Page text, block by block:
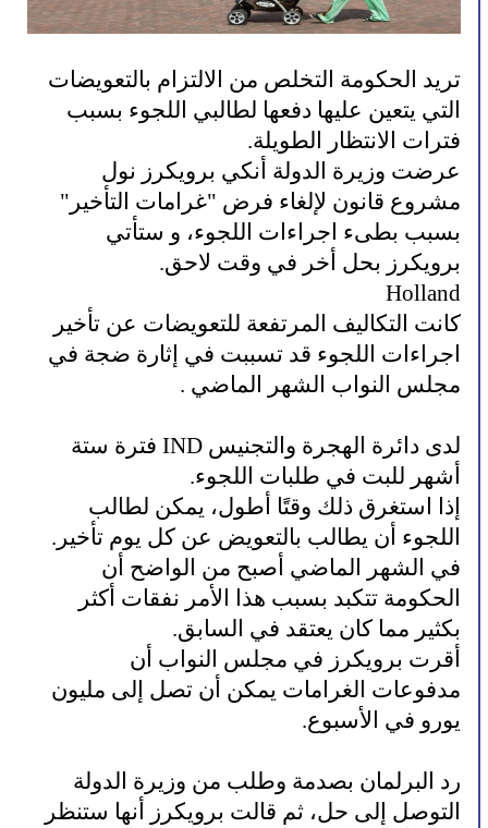
تريد الحكومة التخلص من الالتزام بالتعويضات
التي يتعين عليها دفعها لطالبي اللجوء بسبب
فترات الانتظار الطويلة.
عرضت وزيرة الدولة أنكي برويكرز نول
مشروع قانون لإلغاء فرض "غرامات التأخير"
بسبب بطىء اجراءات اللجوء، و ستأتي
برويكرز بحل أخر في وقت لاحق.
Holland
كانت التكاليف المرتفعة للتعويضات عن تأخير
اجراءات اللجوء قد تسببت في إثارة ضجة في
مجلس النواب الشهر الماضي .
لدى دائرة الهجرة والتجنيس IND فترة ستة
أشهر للبت في طلبات اللجوء.
إذا استغرق ذلك وقتًا أطول، يمكن لطالب
اللجوء أن يطالب بالتعويض عن كل يوم تأخير.
في الشهر الماضي أصبح من الواضح أن
الحكومة تتكبد بسبب هذا الأمر نفقات أكثر
بكثير مما كان يعتقد في السابق.
أقرت برويكرز في مجلس النواب أن
مدفوعات الغرامات يمكن أن تصل إلى مليون
يورو في الأسبوع.
رد البرلمان بصدمة وطلب من وزيرة الدولة
التوصل إلى حل، ثم قالت برويكرز أنها ستنظر